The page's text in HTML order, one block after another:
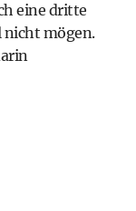
eine dritte
nicht mögen.